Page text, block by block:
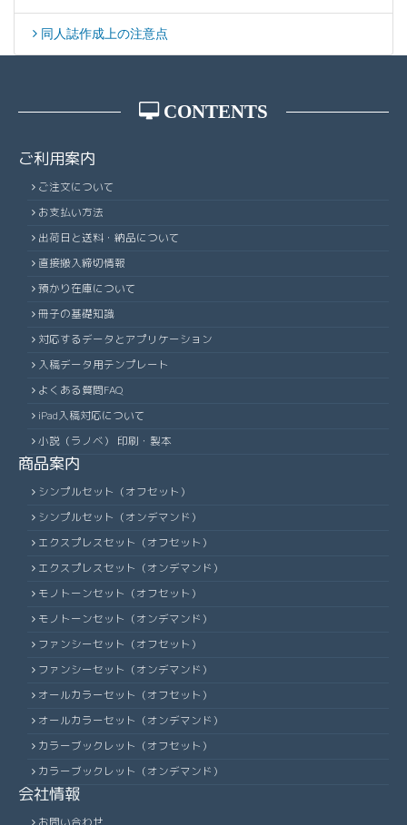
同人誌作成上の注意点
CONTENTS
ご利用案内
ご注文について
お支払い方法
出荷日と送料・納品について
直接搬入締切情報
預かり在庫について
冊子の基礎知識
対応するデータとアプリケーション
入稿データ用テンプレート
よくある質問FAQ
iPad入稿対応について
小説（ラノベ） 印刷・製本
商品案内
シンプルセット（オフセット）
シンプルセット（オンデマンド）
エクスプレスセット（オフセット）
エクスプレスセット（オンデマンド）
モノトーンセット（オフセット）
モノトーンセット（オンデマンド）
ファンシーセット（オフセット）
ファンシーセット（オンデマンド）
オールカラーセット（オフセット）
オールカラーセット（オンデマンド）
カラーブックレット（オフセット）
カラーブックレット（オンデマンド）
会社情報
お問い合わせ